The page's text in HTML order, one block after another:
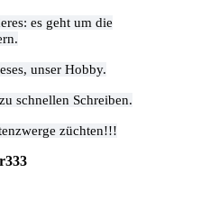
es geht um die
unser Hobby.
schnellen Schreiben.
züchten!!!